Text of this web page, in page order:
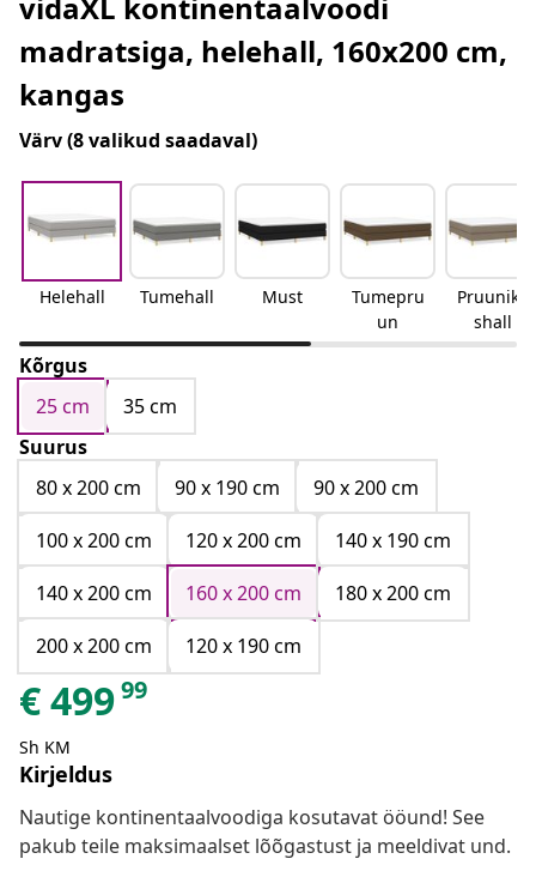
vidaXL kontinentaalvoodi
madratsiga, helehall, 160x200 cm,
kangas
Värv(8 valikud saadaval)
Helehall Tumehall Must
Tumepru
un
Pruunika
shall
Kõrgus
25 cm
35 cm
Suurus
80 x 200 cm
90 x 190 cm
90 x 200 cm
100 x 200 cm
120 x 200 cm
140 x 190 cm
140 x 200 cm
160 x 200 cm
180 x 200 cm
200 x 200 cm
120 x 190 cm
€49999
Sh KM
Kirjeldus
Nautige kontinentaalvoodiga kosutavat ööund! See
pakub teile maksimaalset lõõgastust ja meeldivat und.